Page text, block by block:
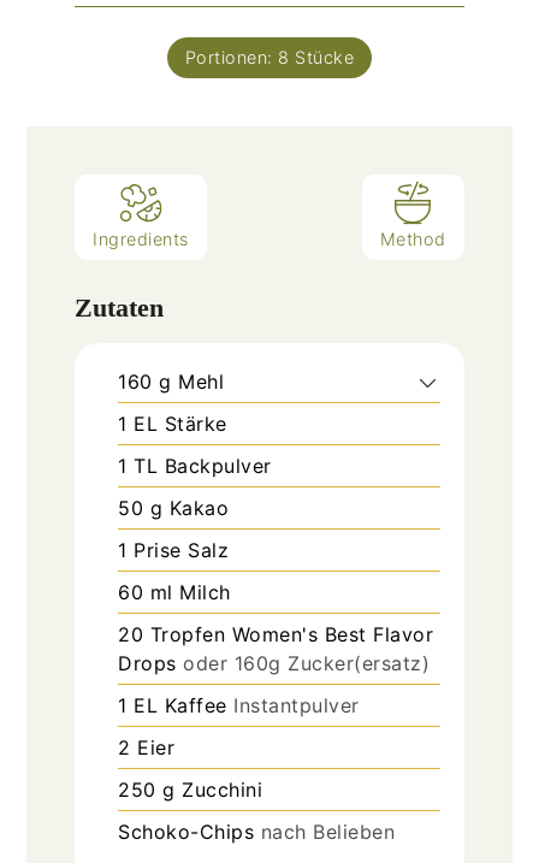
Portionen: 8 Stücke
Ingredients Method
Zutaten
160 g Mehl
1 EL Stärke
1 TL Backpulver
50 g Kakao
1 Prise Salz
60 ml Milch
20 Tropfen Women's Best Flavor
Drops oder 160g Zucker(ersatz)
1 EL Kaffee Instantpulver
2 Eier
250 g Zucchini
Schoko-Chips nach Belieben